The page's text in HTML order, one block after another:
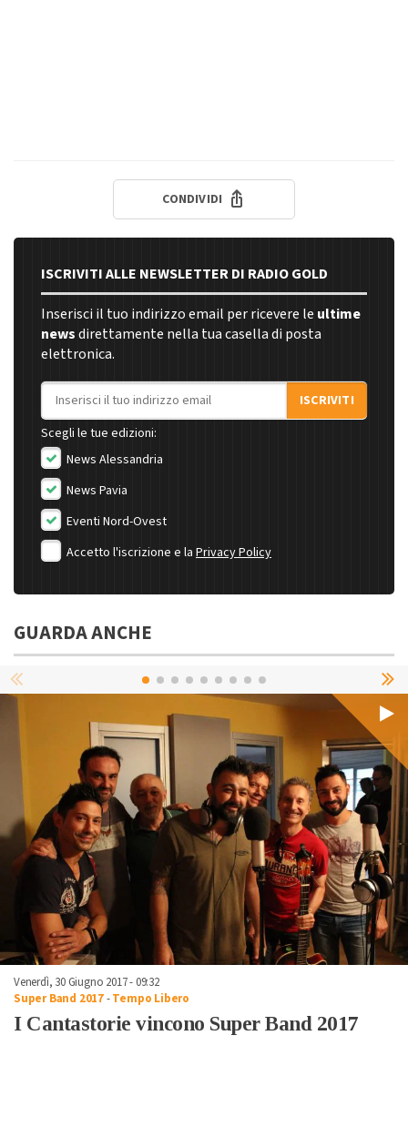
CONDIVIDI
ISCRIVITI ALLE NEWSLETTER DI RADIO GOLD
Inserisci il tuo indirizzo email per ricevere le ultime
newsdirettamente nella tua casella di posta
elettronica.
Indirizzo email
ISCRIVITI
Scegli le tue edizioni:
News Alessandria
News Pavia
Eventi Nord-Ovest
Accetto l'iscrizione e la Privacy Policy
GUARDA ANCHE
Venerdì, 30 Giugno 2017 - 09:32
Super Band 2017-Tempo Libero
I Cantastorie vincono Super Band 2017